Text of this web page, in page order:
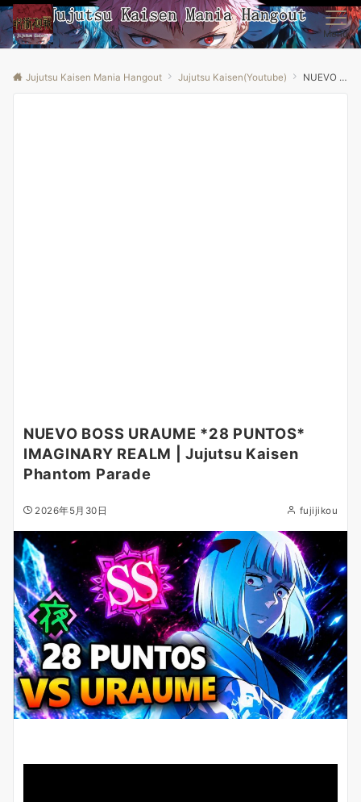
Menu
Jujutsu Kaisen Mania Hangout Jujutsu Kaisen(Youtube) NUEVO BOSS URAUME *28 PUNTOS* IMAGINARY REALM | Jujutsu Kaisen Phantom Parade
NUEVO BOSS URAUME *28 PUNTOS*
IMAGINARY REALM | Jujutsu Kaisen
Phantom Parade
2026年5月30日 fujijikou